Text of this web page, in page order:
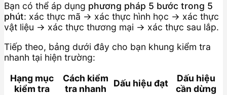
Bạn có thể áp dụng phương pháp 5 bước trong 5
phút: xác thực mã → xác thực hình học → xác thực
vật liệu → xác thực thương mại → xác thực sau lắp.
Tiếp theo, bảng dưới đây cho bạn khung kiểm tra
nhanh tại hiện trường:
Hạng mục
kiểm tra
Cách kiểm
tra nhanh
Dấu hiệu đạt
Dấu hiệu
cần dừng